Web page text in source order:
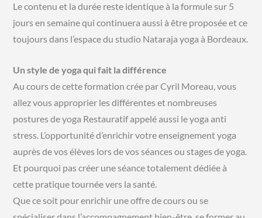
Le contenu et la durée reste identique à la formule sur 5
jours en semaine qui continuera aussi à être proposée et ce
toujours dans l’espace du studio Nataraja yoga à Bordeaux.
Un style de yoga qui fait la différence
Au cours de cette formation crée par Cyril Moreau, vous
allez vous approprier les différentes et nombreuses
postures de yoga Restauratif appelé aussi le yoga anti
stress. L’opportunité d’enrichir votre enseignement yoga
auprès de vos élèves lors de vos séances ou stages de yoga.
Et pourquoi pas créer une séance totalement dédiée à
cette pratique tournée vers la santé.
Que ce soit pour enrichir une offre de cours ou se